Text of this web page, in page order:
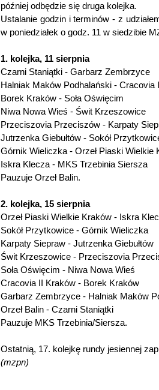
później odbędzie się druga kolejka.
Ustalanie godzin i terminów - z
w poniedziałek o godz. 11 w siedzibie
1. kolejka, 11 sierpnia
Czarni Staniątki - Garbarz Zembrzyce
Halniak Maków Podhalański - Cracovia
Borek Kraków - Soła Oświęcim
Niwa Nowa Wieś - Świt Krzeszowice
Przeciszovia Przeciszów - Karpaty
Jutrzenka Giebułtów - Sokół
Górnik Wieliczka - Orzeł Piaski Wielkie
Iskra Klecza - MKS Trzebinia Siersza
Pauzuje Orzeł Balin.
2. kolejka, 15 sierpnia
Orzeł Piaski Wielkie Kraków - Iskra
Sokół Przytkowice - Górnik Wieliczka
Karpaty Siepraw - Jutrzenka Giebułtów
Świt Krzeszowice - Przeciszovia
Soła Oświęcim - Niwa Nowa Wieś
Cracovia II Kraków - Borek Kraków
Garbarz Zembrzyce - Halniak Maków
Orzeł Balin - Czarni Staniątki
Pauzuje MKS Trzebinia/Siersza.
Ostatnią, 17. kolejkę rundy jesiennej
(mzpn)